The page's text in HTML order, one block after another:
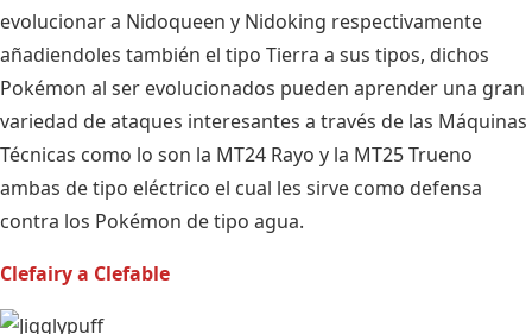
evolucionar a Nidoqueen y Nidoking respectivamente
añadiendoles también el tipo Tierra a sus tipos, dichos
Pokémon al ser evolucionados pueden aprender una gran
variedad de ataques interesantes a través de las Máquinas
Técnicas como lo son la MT24 Rayo y la MT25 Trueno
ambas de tipo eléctrico el cual les sirve como defensa
contra los Pokémon de tipo agua.
Clefairy a Clefable